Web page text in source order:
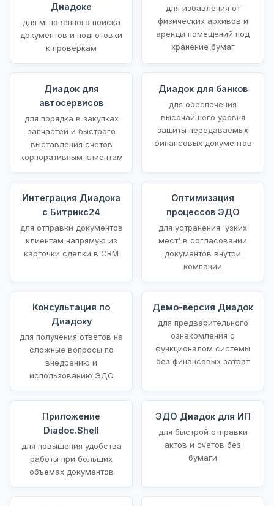
Диадоке
для мгновенного поиска
документов и подготовки
к проверкам
для избавления от
физических архивов и
аренды помещений под
хранение бумаг
Диадок для
автосервисов
для порядка в закупках
запчастей и быстрого
выставления счетов
корпоративным клиентам
Диадок для банков
для обеспечения
высочайшего уровня
защиты передаваемых
финансовых документов
Интеграция Диадока
с Битрикс24
для отправки документов
клиентам напрямую из
карточки сделки в CRM
Оптимизация
процессов ЭДО
для устранения 'узких
мест' в согласовании
документов внутри
компании
Консультация по
Диадоку
для получения ответов на
сложные вопросы по
внедрению и
использованию ЭДО
Демо-версия Диадок
для предварительного
ознакомления с
функционалом системы
без финансовых затрат
Приложение
Diadoc.Shell
для повышения удобства
работы при больших
объемах документов
ЭДО Диадок для ИП
для быстрой отправки
актов и счетов без
бумаги